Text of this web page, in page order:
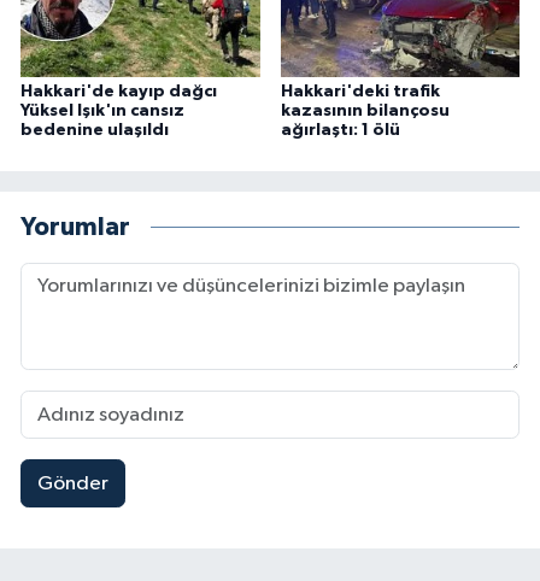
Hakkari'de kayıp dağcı
Yüksel Işık'ın cansız
bedenine ulaşıldı
Hakkari'deki trafik
kazasının bilançosu
ağırlaştı: 1 ölü
Yorumlar
Gönder